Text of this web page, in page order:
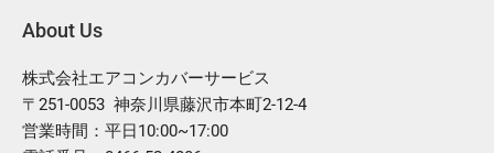
About Us
株式会社エアコンカバーサービス
〒251-0053 神奈川県藤沢市本町2-12-4
営業時間：平日10:00~17:00